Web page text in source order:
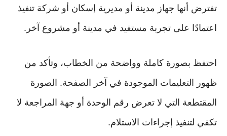
تفترض أنها جهاز مدينة أو مديرية إسكان أو شركة تنفيذ
اعتمادًا على تجربة مستفيد في مدينة أو مشروع آخر.
احتفظ بصورة كاملة وواضحة من الخطاب، وتأكد من
ظهور التعليمات الموجودة في آخر الصفحة. الصورة
المقتطعة التي لا تعرض رقم الوحدة أو جهة المراجعة لا
تكفي لتنفيذ إجراءات الاستلام.